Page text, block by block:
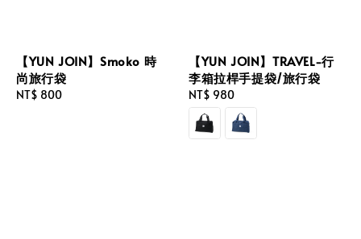
【YUN JOIN】Smoko 時
尚旅行袋
Regular
NT$ 800
【YUN JOIN】TRAVEL-行
李箱拉桿手提袋/旅行袋
Regular
price
NT$ 980